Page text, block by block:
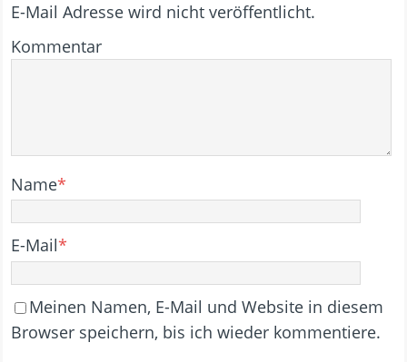
E-Mail Adresse wird nicht veröffentlicht.
Kommentar
Name*
E-Mail*
Meinen Namen, E-Mail und Website in diesem
Browser speichern, bis ich wieder kommentiere.